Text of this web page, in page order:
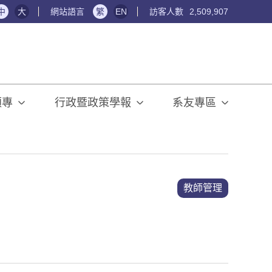
大 網站語言 繁 EN 訪客人數 2,509,907
行政暨政策學報 系友專區
教師管理